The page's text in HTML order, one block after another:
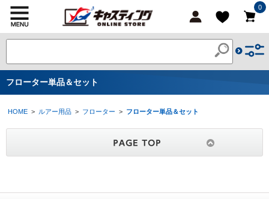
0
フローター単品＆セット
HOME > ルアー用品 > フローター > フローター単品＆セット